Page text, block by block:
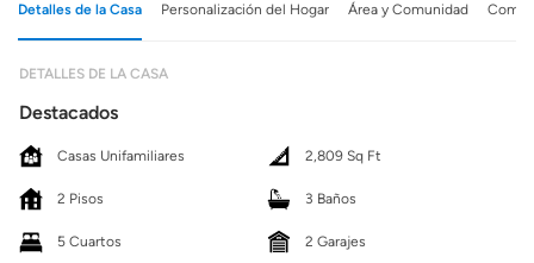
Detalles de la Casa Personalización del Hogar Área y Comunidad
DETALLES DE LA CASA
Destacados
Casas Unifamiliares 2,809 Sq Ft
2 Pisos 3 Baños
5 Cuartos 2 Garajes